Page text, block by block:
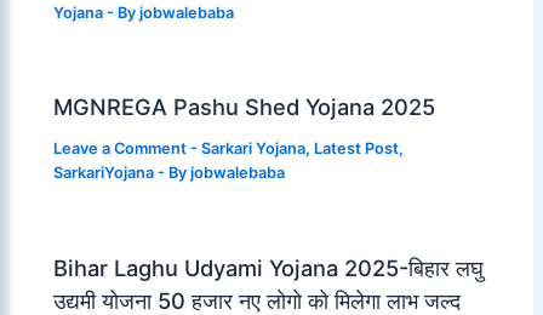
Yojana - Byjobwalebaba
MGNREGA Pashu Shed Yojana 2025
Leave a Comment -Sarkari Yojana, Latest Post,
SarkariYojana - Byjobwalebaba
Bihar Laghu Udyami Yojana 2025-बिहार लघु
उद्यमी योजना 50 हजार नए लोगो को मिलेगा लाभ जल्द